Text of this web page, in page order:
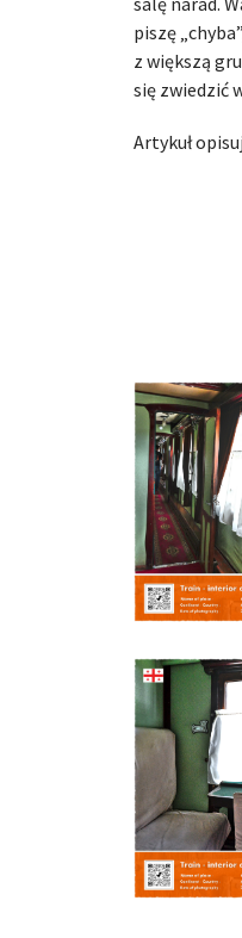
piszę
z większą
się zwiedzić
Artykuł